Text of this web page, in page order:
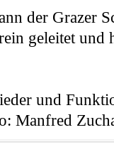
der Grazer
geleitet
und
Manfred